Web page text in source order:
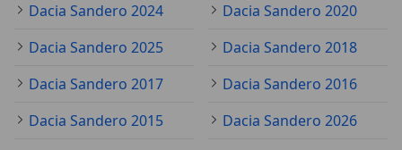
Dacia Sandero 2024
Dacia Sandero 2020
Dacia Sandero 2025
Dacia Sandero 2018
Dacia Sandero 2017
Dacia Sandero 2016
Dacia Sandero 2015
Dacia Sandero 2026